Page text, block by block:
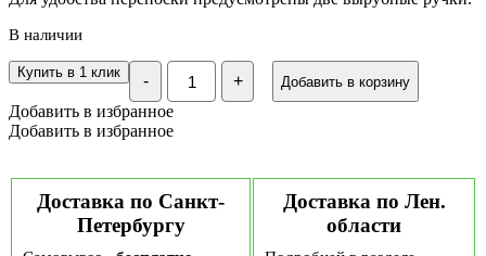
В наличии
-
Количество
Пакет
"Сочельник",
полиэтиленовый
с
см,
50
мкм
+ Добавить в корзину
Купить в 1 клик
Добавить в избранное
Добавить в избранное
Доставка по Санкт-
Петербургу
Доставка по Лен.
области